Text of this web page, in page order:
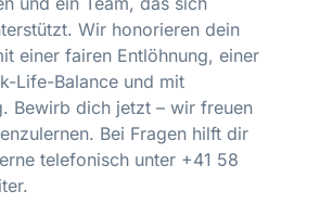
Wir honorieren dein
einer fairen Entlöhnung, einer
Life-Balance und mit
Bewirb dich jetzt – wir freuen
Bei Fragen hilft dir
telefonisch unter +41 58